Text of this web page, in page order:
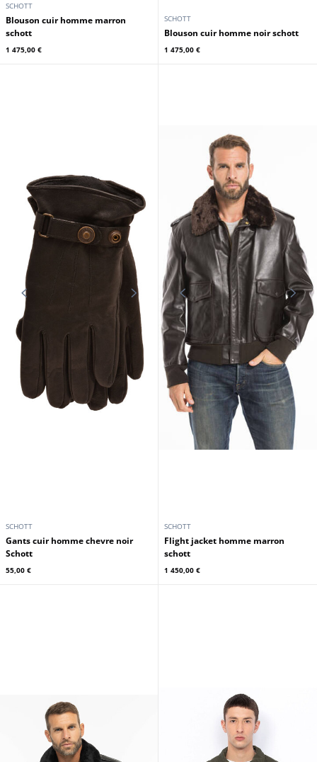
SCHOTT
blouson cuir homme marron
schott
1 475,00 €
SCHOTT
blouson cuir homme noir schott
1 475,00 €
SCHOTT
Gants cuir homme chevre noir
Schott
55,00 €
SCHOTT
flight jacket homme marron
schott
1 450,00 €